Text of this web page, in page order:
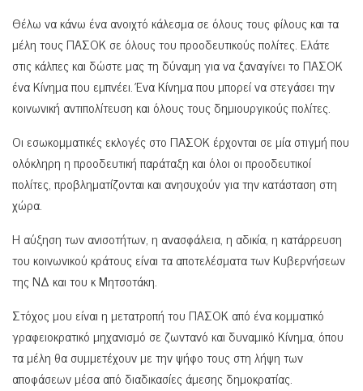
Θέλω να κάνω ένα ανοιχτό κάλεσμα σε όλους τους φίλους και τα
μέλη τους ΠΑΣΟΚ σε όλους του προοδευτικούς πολίτες. Ελάτε
στις κάλπες και δώστε μας τη δύναμη για να ξαναγίνει το ΠΑΣΟΚ
ένα Κίνημα που εμπνέει. Ένα Κίνημα που μπορεί να στεγάσει την
κοινωνική αντιπολίτευση και όλους τους δημιουργικούς πολίτες.
Οι εσωκομματικές εκλογές στο ΠΑΣΟΚ έρχονται σε μία στιγμή που
ολόκληρη η προοδευτική παράταξη και όλοι οι προοδευτικοί
πολίτες, προβληματίζονται και ανησυχούν για την κατάσταση στη
χώρα.
Η αύξηση των ανισοτήτων, η ανασφάλεια, η αδικία, η κατάρρευση
του κοινωνικού κράτους είναι τα αποτελέσματα των Κυβερνήσεων
της ΝΔ και του κ Μητσοτάκη.
Στόχος μου είναι η μετατροπή του ΠΑΣΟΚ από ένα κομματικό
γραφειοκρατικό μηχανισμό σε ζωντανό και δυναμικό Κίνημα, όπου
τα μέλη θα συμμετέχουν με την ψήφο τους στη λήψη των
αποφάσεων μέσα από διαδικασίες άμεσης δημοκρατίας.